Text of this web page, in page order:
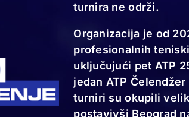
turnira ne održi.
Organizacija je od
profesionalnih
uključujući pet ATP
jedan ATP
turniri su okupili
postavivši Beograd